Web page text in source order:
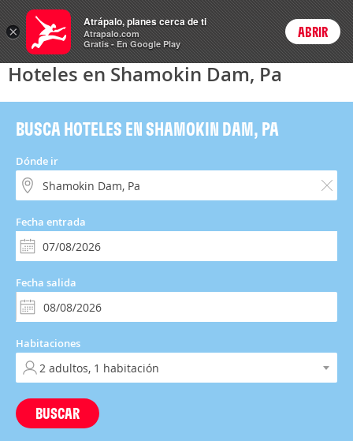
Hoteles Login
Hoteles en Shamokin Dam, Pa
BUSCA HOTELES EN SHAMOKIN DAM, PA
Dónde ir
Fecha entrada
Fecha salida
Habitaciones
BUSCAR
×
Atrápalo, planes cerca de ti
Atrapalo.com
Gratis - En Google Play
ABRIR